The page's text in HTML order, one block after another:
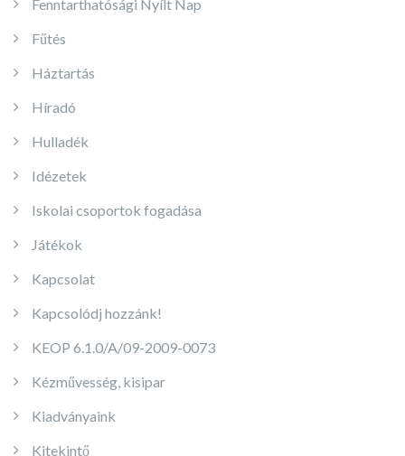
Fenntarthatósági Nyílt Nap
Fűtés
Háztartás
Híradó
Hulladék
Idézetek
Iskolai csoportok fogadása
Játékok
Kapcsolat
Kapcsolódj hozzánk!
KEOP 6.1.0/A/09-2009-0073
Kézművesség, kisipar
Kiadványaink
Kitekintő